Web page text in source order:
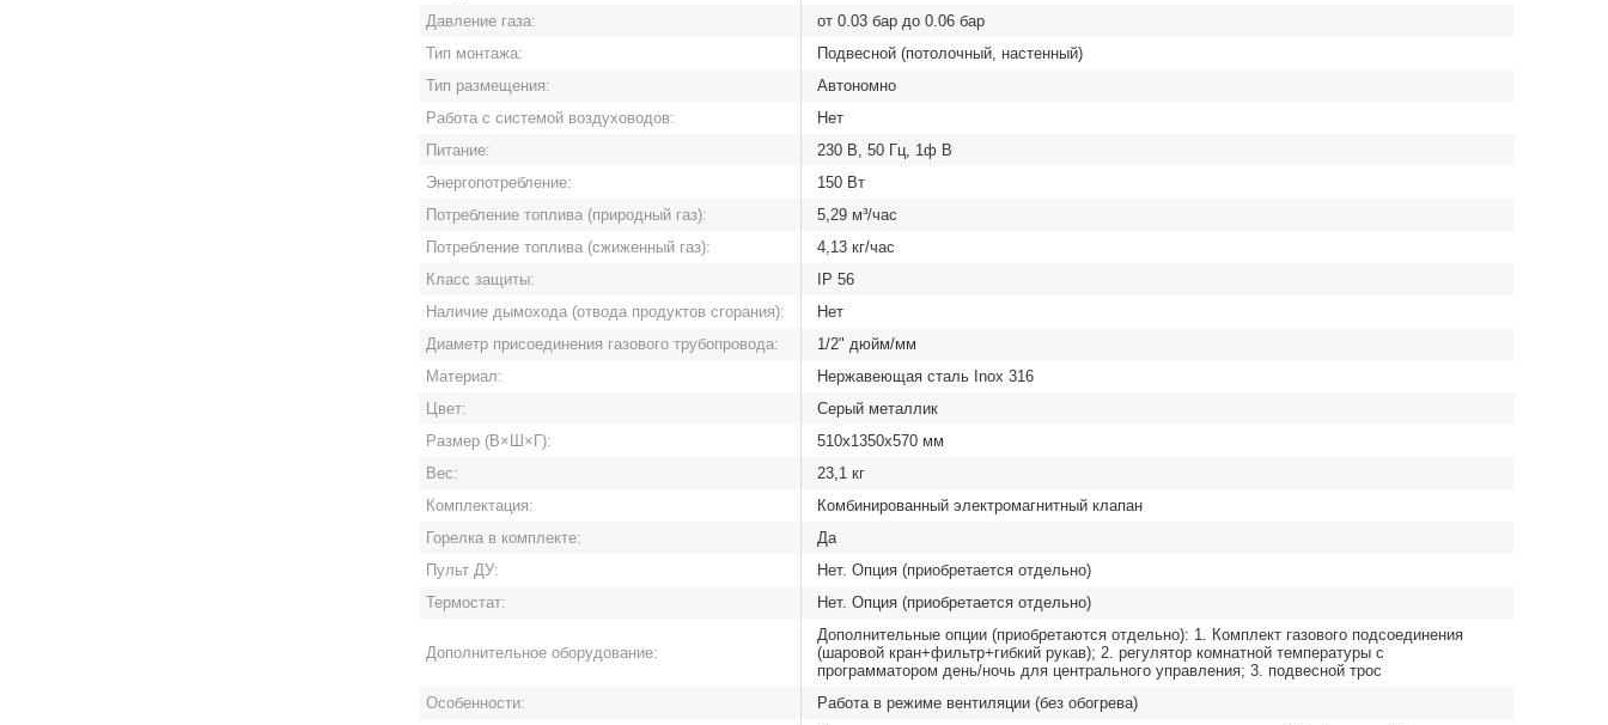
Давление газа:
от 0.03 бар до 0.06 бар
Тип монтажа:
Подвесной (потолочный, настенный)
Тип размещения:
Автономно
Работа с системой воздуховодов:
Нет
Питание:
230 В, 50 Гц, 1ф В
Энергопотребление:
150 Вт
Потребление топлива (природный газ):
5,29 м³/час
Потребление топлива (сжиженный газ):
4,13 кг/час
Класс защиты:
IP 56
Наличие дымохода (отвода продуктов сгорания):
Нет
Диаметр присоединения газового трубопровода:
1/2" дюйм/мм
Материал:
Нержавеющая сталь Inox 316
Цвет:
Серый металлик
Размер (В×Ш×Г):
510х1350х570 мм
Вес:
23,1 кг
Комплектация:
Комбинированный электромагнитный клапан
Горелка в комплекте:
Да
Пульт ДУ:
Нет. Опция (приобретается отдельно)
Термостат:
Нет. Опция (приобретается отдельно)
Дополнительное оборудование:
Дополнительные опции (приобретаются отдельно): 1. Комплект газового подсоединения
(шаровой кран+фильтр+гибкий рукав); 2. регулятор комнатной температуры с
программатором день/ночь для центрального управления; 3. подвесной трос
Особенности:
Работа в режиме вентиляции (без обогрева)